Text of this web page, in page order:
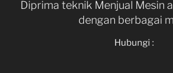
Diprima teknik Menjual Mesin
dengan berbagai
Hubungi :